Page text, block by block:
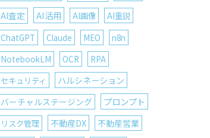
AI査定
AI活用 AI画像
AI重説
ChatGPT
Claude MEO
n8n
NotebookLM
OCR
RPA
セキュリティ
ハルシネーション
バーチャルステージング プロンプト
リスク管理 不動産DX
不動産営業